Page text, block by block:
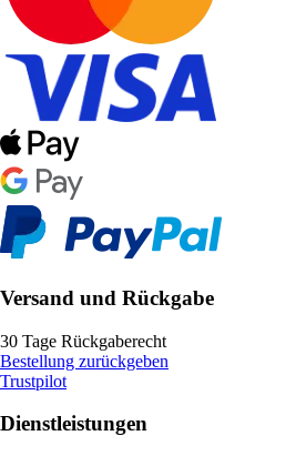
Versand und Rückgabe
30 Tage Rückgaberecht
Bestellung zurückgeben
Trustpilot
Dienstleistungen